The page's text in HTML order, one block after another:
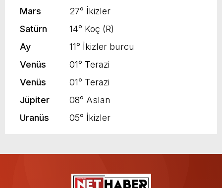
Mars
27° İkizler
Satürn
14° Koç (R)
Ay
11° İkizler burcu
Venüs
01° Terazi
Venüs
01° Terazi
Jüpiter
08° Aslan
Uranüs
05° İkizler